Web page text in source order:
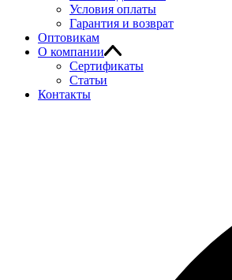
Условия оплаты
Гарантия и возврат
Оптовикам
О компании
Сертификаты
Статьи
Контакты